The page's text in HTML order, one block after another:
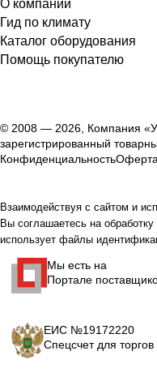
О компании
Гид по климату
Каталог оборудования
Помощь покупателю
© 2008 — 2026, Компания
зарегистрированный
КонфиденциальностьОферта
Взаимодействуя с сайтом и
Вы соглашаетесь на
использует файлы
Мы есть на
Портале
ЕИС №19172220
Спецсчет для торгов